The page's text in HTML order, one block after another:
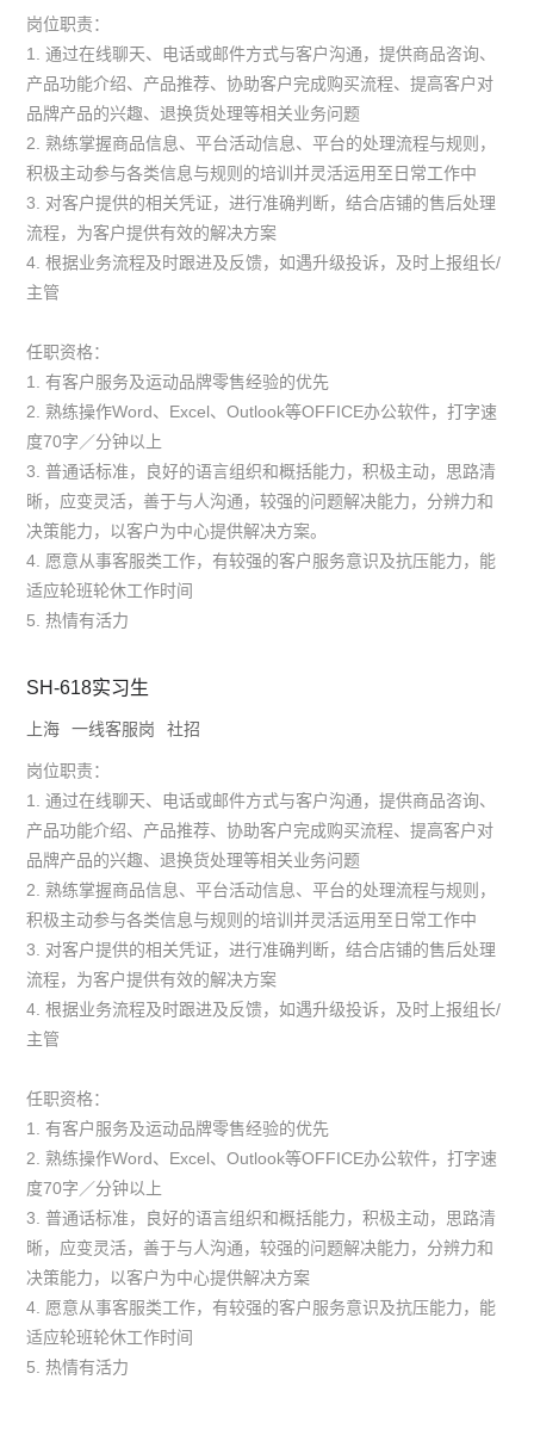
岗位职责：
1. 通过在线聊天、电话或邮件方式与客户沟通，提供商品咨询、
产品功能介绍、产品推荐、协助客户完成购买流程、提高客户对
品牌产品的兴趣、退换货处理等相关业务问题
2. 熟练掌握商品信息、平台活动信息、平台的处理流程与规则，
积极主动参与各类信息与规则的培训并灵活运用至日常工作中
3. 对客户提供的相关凭证，进行准确判断，结合店铺的售后处理
流程，为客户提供有效的解决方案
4. 根据业务流程及时跟进及反馈，如遇升级投诉，及时上报组长/
主管
任职资格：
1. 有客户服务及运动品牌零售经验的优先
2. 熟练操作Word、Excel、Outlook等OFFICE办公软件，打字速
度70字／分钟以上
3. 普通话标准，良好的语言组织和概括能力，积极主动，思路清
晰，应变灵活，善于与人沟通，较强的问题解决能力，分辨力和
决策能力，以客户为中心提供解决方案。
4. 愿意从事客服类工作，有较强的客户服务意识及抗压能力，能
适应轮班轮休工作时间
5. 热情有活力
SH-618实习生
上海 一线客服岗 社招
岗位职责：
1. 通过在线聊天、电话或邮件方式与客户沟通，提供商品咨询、
产品功能介绍、产品推荐、协助客户完成购买流程、提高客户对
品牌产品的兴趣、退换货处理等相关业务问题
2. 熟练掌握商品信息、平台活动信息、平台的处理流程与规则，
积极主动参与各类信息与规则的培训并灵活运用至日常工作中
3. 对客户提供的相关凭证，进行准确判断，结合店铺的售后处理
流程，为客户提供有效的解决方案
4. 根据业务流程及时跟进及反馈，如遇升级投诉，及时上报组长/
主管
任职资格：
1. 有客户服务及运动品牌零售经验的优先
2. 熟练操作Word、Excel、Outlook等OFFICE办公软件，打字速
度70字／分钟以上
3. 普通话标准，良好的语言组织和概括能力，积极主动，思路清
晰，应变灵活，善于与人沟通，较强的问题解决能力，分辨力和
决策能力，以客户为中心提供解决方案
4. 愿意从事客服类工作，有较强的客户服务意识及抗压能力，能
适应轮班轮休工作时间
5. 热情有活力